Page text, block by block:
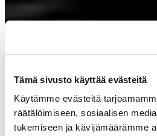
Tämä sivusto käyttää evästeitä
Käytämme evästeitä
räätälöimiseen, sosiaalisen
tukemiseen ja kävijämäärämme
Avoimet
Kassiopeian hotellien ja